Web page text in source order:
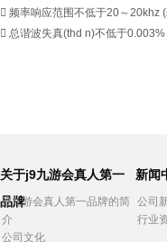
 频率响应范围不低于20～20khz
 总谐波失真(thd n)不低于
关于j9九游会真人第一
品牌
j9九游会真人第一品牌的简
介
公司文化
新闻
公司
行业